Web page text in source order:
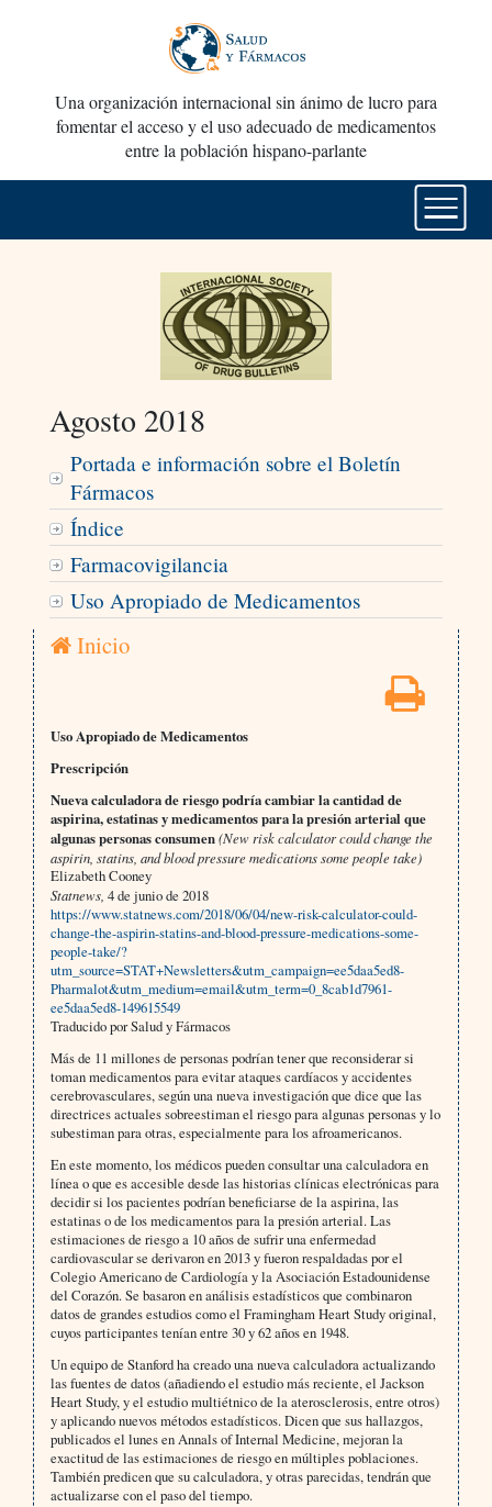
Una organización internacional sin ánimo de lucro para
fomentar el acceso y el uso adecuado de medicamentos
entre la población hispano-parlante
Agosto 2018
Portada e información sobre el Boletín
Fármacos
Índice
Farmacovigilancia
Uso Apropiado de Medicamentos
Inicio
Uso Apropiado de Medicamentos
Prescripción
Nueva calculadora de riesgo podría cambiar la cantidad de
aspirina, estatinas y medicamentos para la presión arterial que
algunas personas consumen(New risk calculator could change the
aspirin, statins, and blood pressure medications some people take)
Elizabeth Cooney
Statnews, 4 de junio de 2018
https://www.statnews.com/2018/06/04/new-risk-calculator-could-
change-the-aspirin-statins-and-blood-pressure-medications-some-
people-take/?
utm_source=STAT+Newsletters&utm_campaign=ee5daa5ed8-
Pharmalot&utm_medium=email&utm_term=0_8cab1d7961-
ee5daa5ed8-149615549
Traducido por Salud y Fármacos
Más de 11 millones de personas podrían tener que reconsiderar si
toman medicamentos para evitar ataques cardíacos y accidentes
cerebrovasculares, según una nueva investigación que dice que las
directrices actuales sobreestiman el riesgo para algunas personas y lo
subestiman para otras, especialmente para los afroamericanos.
En este momento, los médicos pueden consultar una calculadora en
línea o que es accesible desde las historias clínicas electrónicas para
decidir si los pacientes podrían beneficiarse de la aspirina, las
estatinas o de los medicamentos para la presión arterial. Las
estimaciones de riesgo a 10 años de sufrir una enfermedad
cardiovascular se derivaron en 2013 y fueron respaldadas por el
Colegio Americano de Cardiología y la Asociación Estadounidense
del Corazón. Se basaron en análisis estadísticos que combinaron
datos de grandes estudios como el Framingham Heart Study original,
cuyos participantes tenían entre 30 y 62 años en 1948.
Un equipo de Stanford ha creado una nueva calculadora actualizando
las fuentes de datos (añadiendo el estudio más reciente, el Jackson
Heart Study, y el estudio multiétnico de la aterosclerosis, entre otros)
y aplicando nuevos métodos estadísticos. Dicen que sus hallazgos,
publicados el lunes en Annals of Internal Medicine, mejoran la
exactitud de las estimaciones de riesgo en múltiples poblaciones.
También predicen que su calculadora, y otras parecidas, tendrán que
actualizarse con el paso del tiempo.